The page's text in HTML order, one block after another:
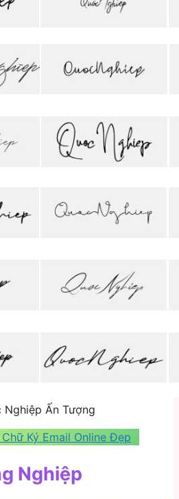
Nghiệp Ấn Tượng
Chữ Ký Email Online Đẹp
Nghiệp